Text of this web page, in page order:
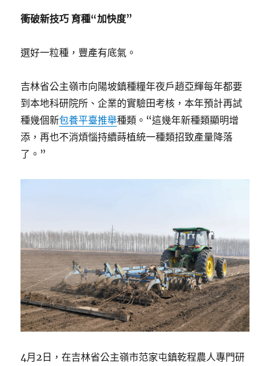
衝破新技巧 育種“加快度”
選好一粒種，豐產有底氣。
吉林省公主嶺市向陽坡鎮種糧年夜戶趙亞輝每年都要
到本地科研院所、企業的實驗田考核，本年預計再試
種幾個新包養平臺推舉種類。“這幾年新種類顯明增
添，再也不消煩惱持續蒔植統一種類招致產量降落
了。”
4月2日，在吉林省公主嶺市范家屯鎮乾程農人專門研